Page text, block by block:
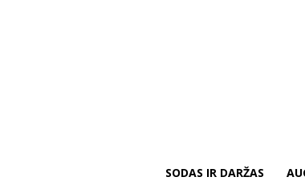
SODAS IR DARŽAS